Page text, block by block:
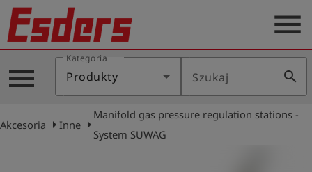
O
Produkty
menu
menu
Kategoria
Produkty Szukaj search
Akcesoria arrow_rightInnearrow_right
Manifold gas pressure regulation stations -
System SUWAG